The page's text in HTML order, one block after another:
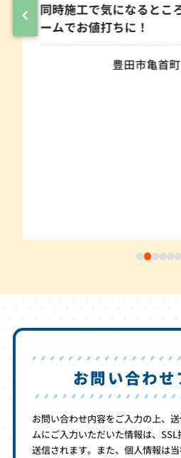
同時施工で気になるとこ
ームでお値打ちに！
豊田市亀首
お問い合わせ
お問い合わせ内容をご入力の上、
ムにご入力いただいた情報は、
送信されます。また、個人情報は